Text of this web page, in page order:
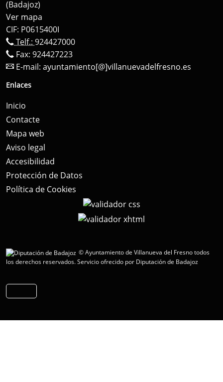
(Badajoz)
Ver mapa
CIF: P0615400I
Telf.: 924427000
Fax: 924427223
E-mail: ayuntamiento[@]villanuevadelfresno.es
Enlaces
Inicio
Contacte
Mapa web
Aviso legal
Accesibilidad
Protección de Datos
Política de Cookies
© Ayuntamiento de Villanueva del Fresno todos
los derechos reservados.Servicio ofrecido por Diputación de Badajoz